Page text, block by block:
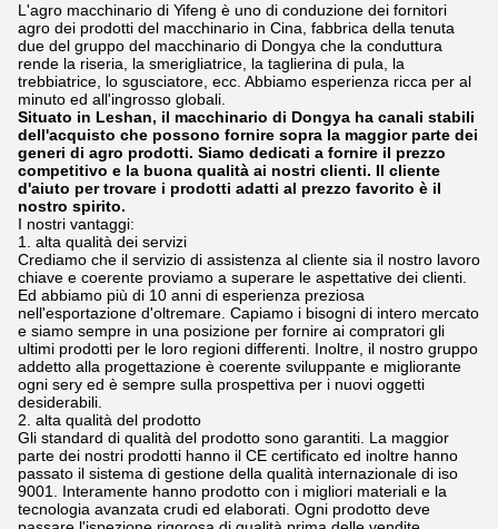
L'agro macchinario di Yifeng è uno di conduzione dei fornitori
agro dei prodotti del macchinario in Cina, fabbrica della tenuta
due del gruppo del macchinario di Dongya che la conduttura
rende la riseria, la smerigliatrice, la taglierina di pula, la
trebbiatrice, lo sgusciatore, ecc. Abbiamo esperienza ricca per al
minuto ed all'ingrosso globali.
Situato in Leshan, il macchinario di Dongya ha canali stabili
dell'acquisto che possono fornire sopra la maggior parte dei
generi di agro prodotti. Siamo dedicati a fornire il prezzo
competitivo e la buona qualità ai nostri clienti. Il cliente
d'aiuto per trovare i prodotti adatti al prezzo favorito è il
nostro spirito.
I nostri vantaggi:
1. alta qualità dei servizi
Crediamo che il servizio di assistenza al cliente sia il nostro lavoro
chiave e coerente proviamo a superare le aspettative dei clienti.
Ed abbiamo più di 10 anni di esperienza preziosa
nell'esportazione d'oltremare. Capiamo i bisogni di intero mercato
e siamo sempre in una posizione per fornire ai compratori gli
ultimi prodotti per le loro regioni differenti. Inoltre, il nostro gruppo
addetto alla progettazione è coerente sviluppante e migliorante
ogni sery ed è sempre sulla prospettiva per i nuovi oggetti
desiderabili.
2. alta qualità del prodotto
Gli standard di qualità del prodotto sono garantiti. La maggior
parte dei nostri prodotti hanno il CE certificato ed inoltre hanno
passato il sistema di gestione della qualità internazionale di iso
9001. Interamente hanno prodotto con i migliori materiali e la
tecnologia avanzata crudi ed elaborati. Ogni prodotto deve